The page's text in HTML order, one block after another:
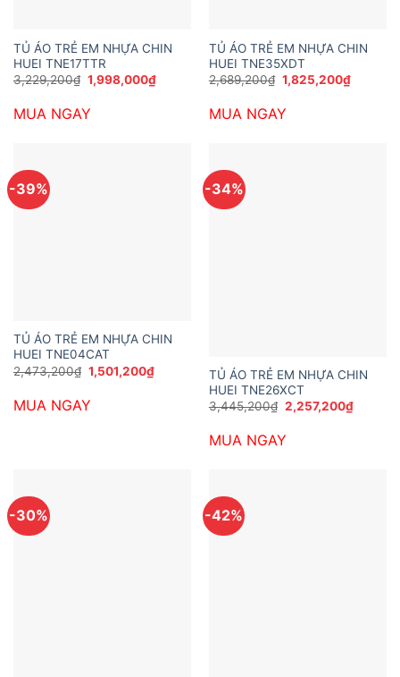
TỦ ÁO TRẺ EM NHỰA CHIN
HUEI TNE17TTR
3,229,200₫ Giá
gốc
3,229,200₫.
1,998,000₫Giá
hiện
MUA NGAY
TỦ ÁO TRẺ EM NHỰA CHIN
HUEI TNE35XDT
2,689,200₫ Giá
gốc
2,689,200₫.
1,825,200₫Giá
hiện
MUA NGAY
-39%
TỦ ÁO TRẺ EM NHỰA CHIN
HUEI TNE04CAT
2,473,200₫ Giá
gốc
2,473,200₫.
1,501,200₫Giá
hiện
1,501,200₫.
MUA NGAY
-34%
TỦ ÁO TRẺ EM NHỰA CHIN
HUEI TNE26XCT
3,445,200₫ Giá
gốc
3,445,200₫.
2,257,200₫Giá
hiện
MUA NGAY
-30% -42%